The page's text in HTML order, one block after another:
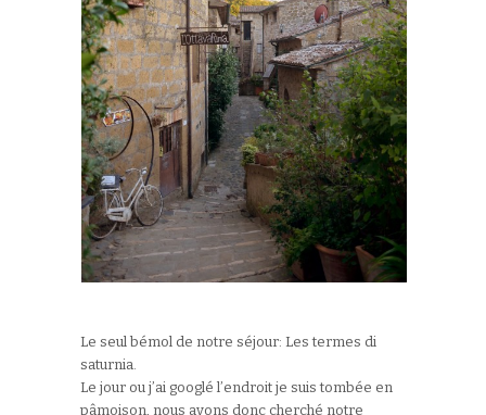
Le seul bémol de notre séjour: Les termes di
saturnia.
Le jour ou j’ai googlé l’endroit je suis tombée en
pâmoison, nous avons donc cherché notre